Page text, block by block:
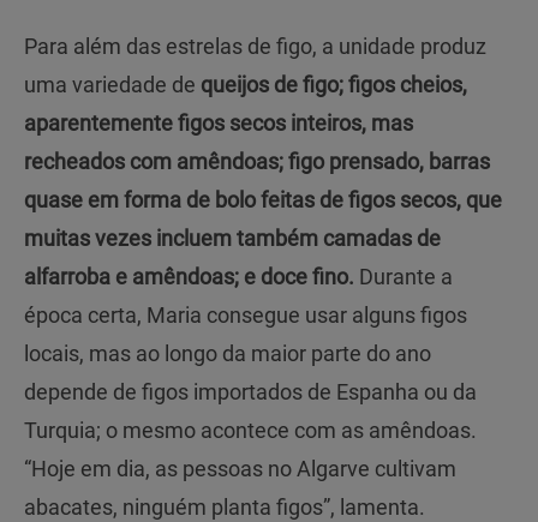
Para além das estrelas de figo, a unidade produz
uma variedade de queijos de figo; figos cheios,
aparentemente figos secos inteiros, mas
recheados com amêndoas; figo prensado, barras
quase em forma de bolo feitas de figos secos, que
muitas vezes incluem também camadas de
alfarroba e amêndoas; e doce fino. Durante a
época certa, Maria consegue usar alguns figos
locais, mas ao longo da maior parte do ano
depende de figos importados de Espanha ou da
Turquia; o mesmo acontece com as amêndoas.
“Hoje em dia, as pessoas no Algarve cultivam
abacates, ninguém planta figos”, lamenta.